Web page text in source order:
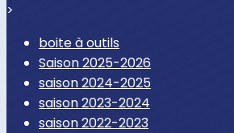
>
boite à outils
Saison 2025-2026
saison 2024-2025
saison 2023-2024
saison 2022-2023